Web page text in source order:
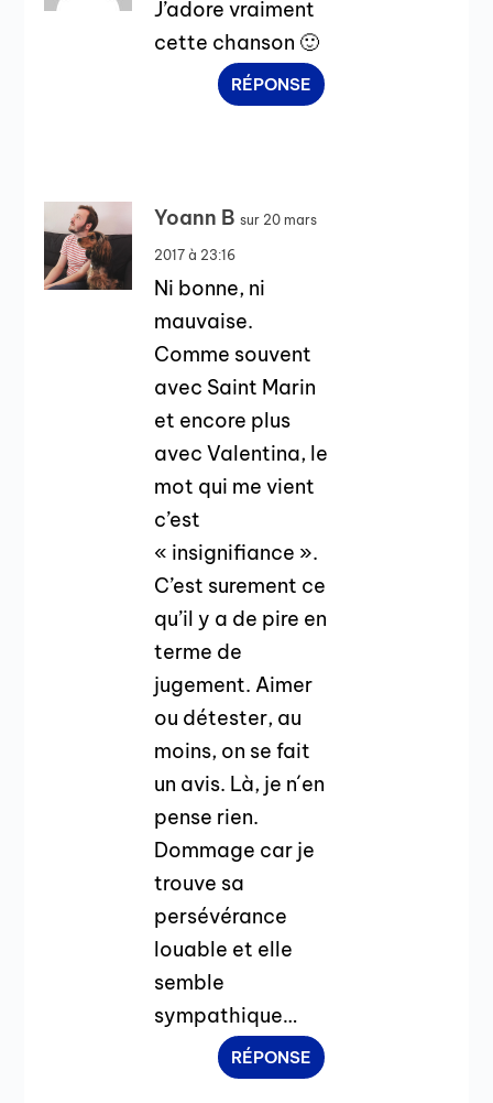
J’adore vraiment
cette chanson 🙂
RÉPONSE
Yoann B sur 20 mars
2017 à 23:16
Ni bonne, ni
mauvaise.
Comme souvent
avec Saint Marin
et encore plus
avec Valentina, le
mot qui me vient
c’est
« insignifiance ».
C’est surement ce
qu’il y a de pire en
terme de
jugement. Aimer
ou détester, au
moins, on se fait
un avis. Là, je n´en
pense rien.
Dommage car je
trouve sa
persévérance
louable et elle
semble
sympathique…
RÉPONSE